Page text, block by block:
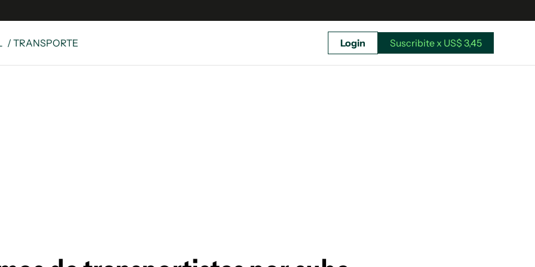
/ TRANSPORTE Login Suscribite x US$ 3,45